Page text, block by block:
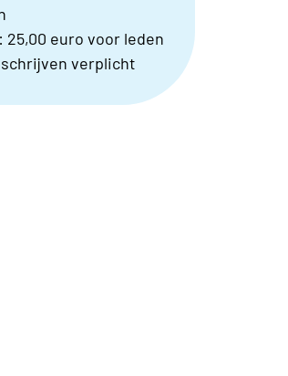
25,00 euro voor leden
verplicht